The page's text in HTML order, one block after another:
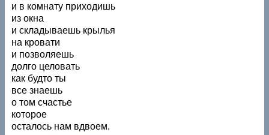
и в комнату приходишь
из окна
и складываешь крылья
на кровати
и позволяешь
долго целовать
как будто ты
все знаешь
о том счастье
которое
осталось нам вдвоем.